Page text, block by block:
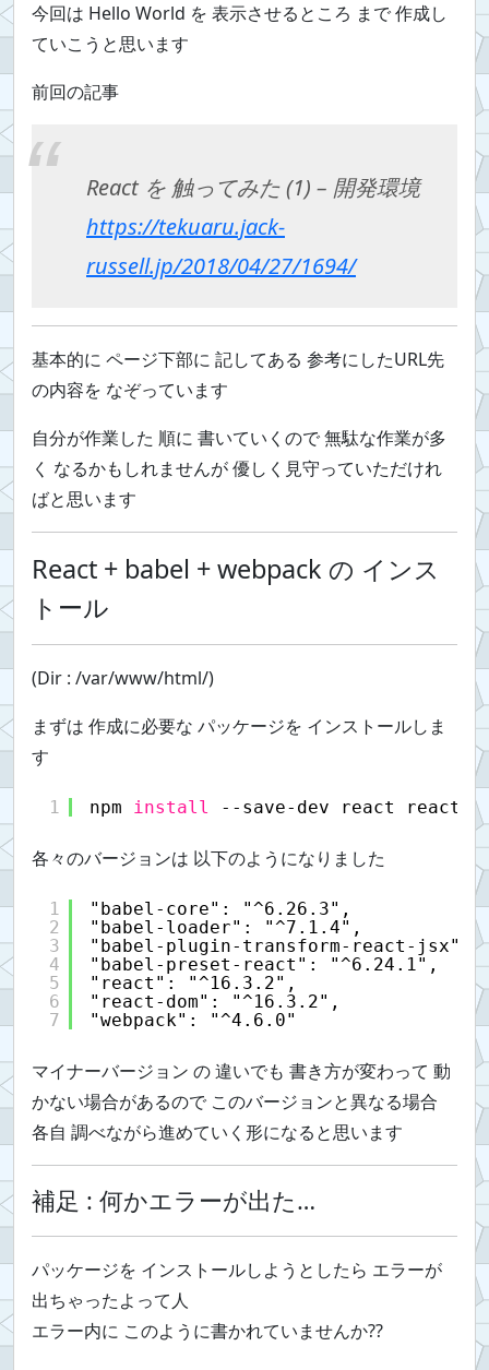
今回は Hello World を 表示させるところ まで 作成し
ていこうと思います
前回の記事
React を 触ってみた (1) – 開発環境
https://tekuaru.jack-
russell.jp/2018/04/27/1694/
基本的に ページ下部に 記してある 参考にしたURL先
の内容を なぞっています
自分が作業した 順に 書いていくので 無駄な作業が多
く なるかもしれませんが 優しく見守っていただけれ
ばと思います
React + babel + webpack の インス
トール
(Dir : /var/www/html/)
まずは 作成に必要な パッケージを インストールしま
す
1 npm install --save-dev react react-
各々のバージョンは 以下のようになりました
1
2
3
4
5
6
7
"babel-core": "^6.26.3",
"babel-loader": "^7.1.4",
"babel-plugin-transform-react-jsx":
"babel-preset-react": "^6.24.1",
"react": "^16.3.2",
"react-dom": "^16.3.2",
"webpack": "^4.6.0"
マイナーバージョン の 違いでも 書き方が変わって 動
かない場合があるので このバージョンと異なる場合
各自 調べながら進めていく形になると思います
補足 : 何かエラーが出た…
パッケージを インストールしようとしたら エラーが
出ちゃったよって人
エラー内に このように書かれていませんか??